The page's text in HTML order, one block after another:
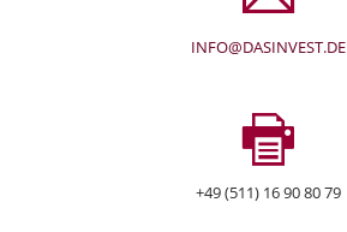
INFO@DASINVEST.DE
+49 (511) 16 90 80 79